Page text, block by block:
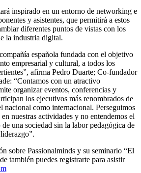
inspirado en un entorno de networking e
y asistentes, que permitirá a estos
diferentes puntos de vistas con los
la industria digital.
española fundada con el objetivo
empresarial y cultural, a todos los
afirma Pedro Duarte; Co-fundador
“Contamos con un atractivo
organizar eventos, conferencias y
los ejecutivos más renombrados de
nacional como internacional. Perseguimos
nuestras actividades y no entendemos el
una sociedad sin la labor pedagógica de
sobre Passionalminds y su seminario “El
también puedes registrarte para asistir